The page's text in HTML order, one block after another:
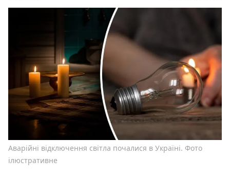
Аварійні відключення світла почалися в Україні. Фото
ілюстративне